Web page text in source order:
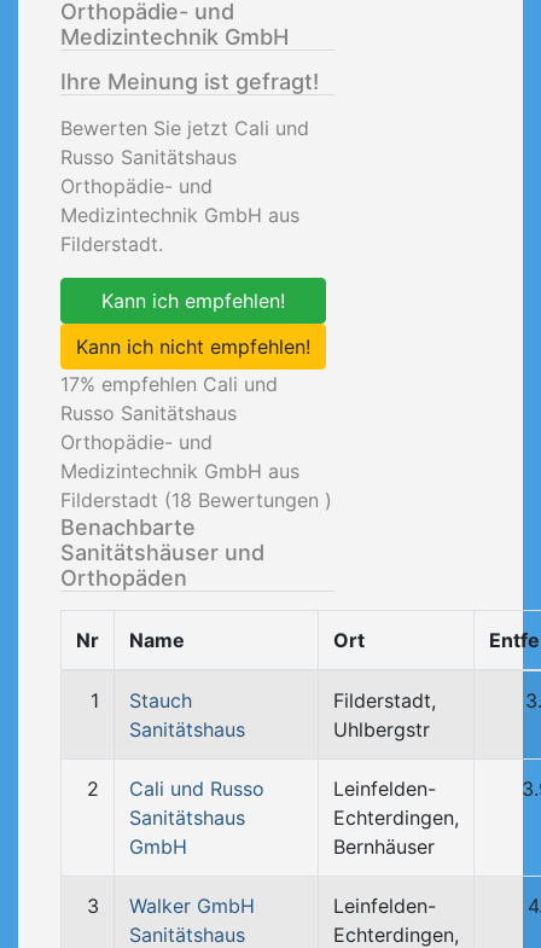
Orthopädie- und
Medizintechnik GmbH
Ihre Meinung ist gefragt!
Bewerten Sie jetzt Cali und
Russo Sanitätshaus
Orthopädie- und
Medizintechnik GmbH aus
Filderstadt.
Kann ich empfehlen!
Kann ich nicht empfehlen!
17% empfehlen Cali und
Russo Sanitätshaus
Orthopädie- und
Medizintechnik GmbH aus
Filderstadt (18 Bewertungen )
Benachbarte
Sanitätshäuser und
Orthopäden
Nr Name Ort
1
Stauch
Sanitätshaus
Filderstadt,
Uhlbergstr
2
Cali und Russo
Sanitätshaus
GmbH
Leinfelden-
Echterdingen,
Bernhäuser
3
Walker GmbH
Sanitätshaus
Leinfelden-
Echterdingen,